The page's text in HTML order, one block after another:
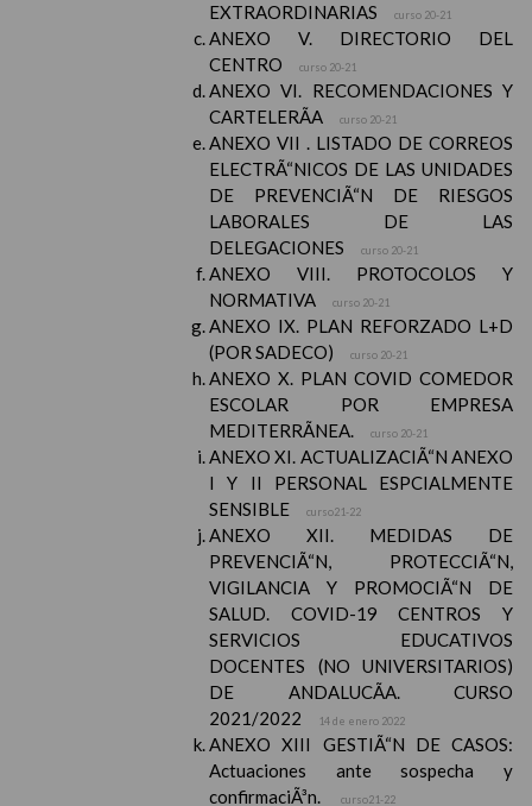
EXTRAORDINARIAS
curso 20-21
ANEXO V. DIRECTORIO DEL
CENTRO
curso 20-21
ANEXO VI. RECOMENDACIONES Y
CARTELERÃA
curso 20-21
ANEXO VII . LISTADO DE CORREOS
ELECTRÃ“NICOS DE LAS UNIDADES
DE PREVENCIÃ“N DE RIESGOS
LABORALES DE LAS
DELEGACIONES
curso 20-21
ANEXO VIII. PROTOCOLOS Y
NORMATIVA
curso 20-21
ANEXO IX. PLAN REFORZADO L+D
(POR SADECO)
curso 20-21
ANEXO X. PLAN COVID COMEDOR
ESCOLAR POR EMPRESA
MEDITERRÃNEA.
curso 20-21
ANEXO XI. ACTUALIZACIÃ“N ANEXO
I Y II PERSONAL ESPCIALMENTE
SENSIBLE
curso21-22
ANEXO XII. MEDIDAS DE
PREVENCIÃ“N, PROTECCIÃ“N,
VIGILANCIA Y PROMOCIÃ“N DE
SALUD. COVID-19 CENTROS Y
SERVICIOS EDUCATIVOS
DOCENTES (NO UNIVERSITARIOS)
DE ANDALUCÃA. CURSO
2021/2022
14 de enero 2022
ANEXO XIII GESTIÃ“N DE CASOS:
Actuaciones ante sospecha y
confirmaciÃ³n.
curso21-22